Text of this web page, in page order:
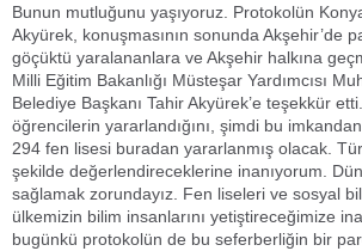
Bunun mutluğunu yaşıyoruz. Protokolün
Akyürek, konuşmasının sonunda Akşehir’de
göçüktü yaralananlara ve Akşehir halkına
Milli Eğitim Bakanlığı Müsteşar Yardımcısı
Belediye Başkanı Tahir Akyürek’e teşekkür
öğrencilerin yararlandığını, şimdi bu
294 fen lisesi buradan yararlanmış olacak.
şekilde değerlendireceklerine inanıyorum.
sağlamak zorundayız. Fen liseleri ve sosyal
ülkemizin bilim insanlarını yetiştireceğimize
bugünkü protokolün de bu seferberliğin bir